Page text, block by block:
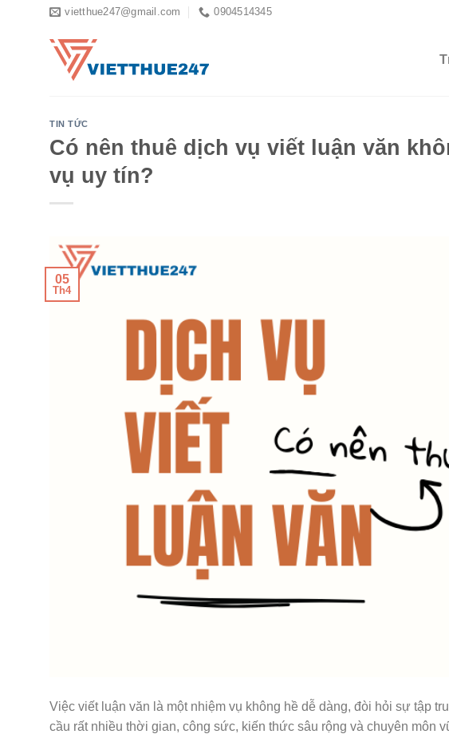
vietthue247@gmail.com 0904514345
TIN TỨC
Có nên thuê dịch vụ viết luận văn
vụ uy tín?
05
Th4
Việc viết luận văn là một nhiệm vụ không hề dễ dàng, đòi hỏi sự tập
cầu rất nhiều thời gian, công sức, kiến thức sâu rộng và chuyên môn